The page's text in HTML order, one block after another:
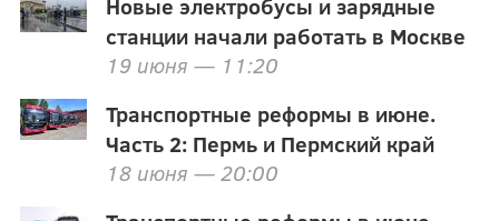
Новые электробусы и зарядные
станции начали работать в Москве
19 июня — 11:20
Транспортные реформы в июне.
Часть 2: Пермь и Пермский край
18 июня — 20:00